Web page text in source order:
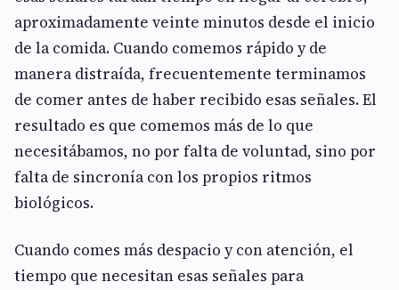
aproximadamente veinte minutos desde el inicio
de la comida. Cuando comemos rápido y de
manera distraída, frecuentemente terminamos
de comer antes de haber recibido esas señales. El
resultado es que comemos más de lo que
necesitábamos, no por falta de voluntad, sino por
falta de sincronía con los propios ritmos
biológicos.
Cuando comes más despacio y con atención, el
tiempo que necesitan esas señales para